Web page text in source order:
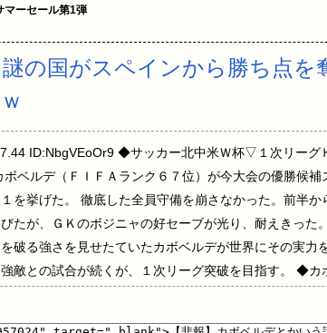
ーセール第1弾
の国がスペインから勝ち点を
ID:NbgVEoOr9 ◆サッカー北中米Ｗ杯▽１次リー
ベルデ（ＦＩＦＡランク６７位）が今大会の優勝候
を挙げた。 徹底した全員守備を崩さなかった。前半
たが、ＧＫのボジニャの好セーブが光り、耐えきった
破る強さを見せたていたカボベルデが世界にその実力
敵との試合が続くが、１次リーグ突破を目指す。 ◆
２０１３、２３年）。ブビスタ監督（５６）。主な選